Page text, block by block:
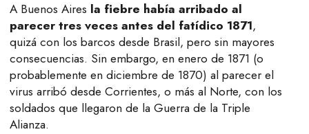
A Buenos Aires la fiebre había arribado al
parecer tres veces antes del fatídico 1871,
quizá con los barcos desde Brasil, pero sin mayores
consecuencias. Sin embargo, en enero de 1871 (o
probablemente en diciembre de 1870) al parecer el
virus arribó desde Corrientes, o más al Norte, con los
soldados que llegaron de la Guerra de la Triple
Alianza.